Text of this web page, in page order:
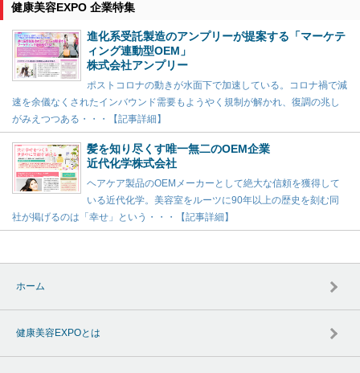
健康美容EXPO 企業特集
進化系受託製造のアンプリーが提案する「マーケテ
ィング連動型OEM」
株式会社アンプリー
ポストコロナの動きが水面下で加速している。コロナ禍で減
速を余儀なくされたインバウンド需要もようやく規制が解かれ、復調の兆し
がみえつつある・・・【記事詳細】
髪を知り尽くす唯一無二のOEM企業
近代化学株式会社
ヘアケア製品のOEMメーカーとして絶大な信頼を獲得して
いる近代化学。美容室をルーツに90年以上の歴史を刻む同
社が掲げるのは「幸せ」という・・・【記事詳細】
ホーム
健康美容EXPOとは